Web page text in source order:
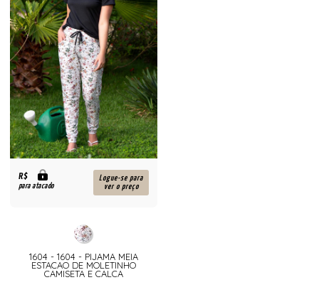
R$
para atacado
Logue-se para
ver o preço
1604 - 1604 - PIJAMA MEIA
ESTACAO DE MOLETINHO
CAMISETA E CALCA